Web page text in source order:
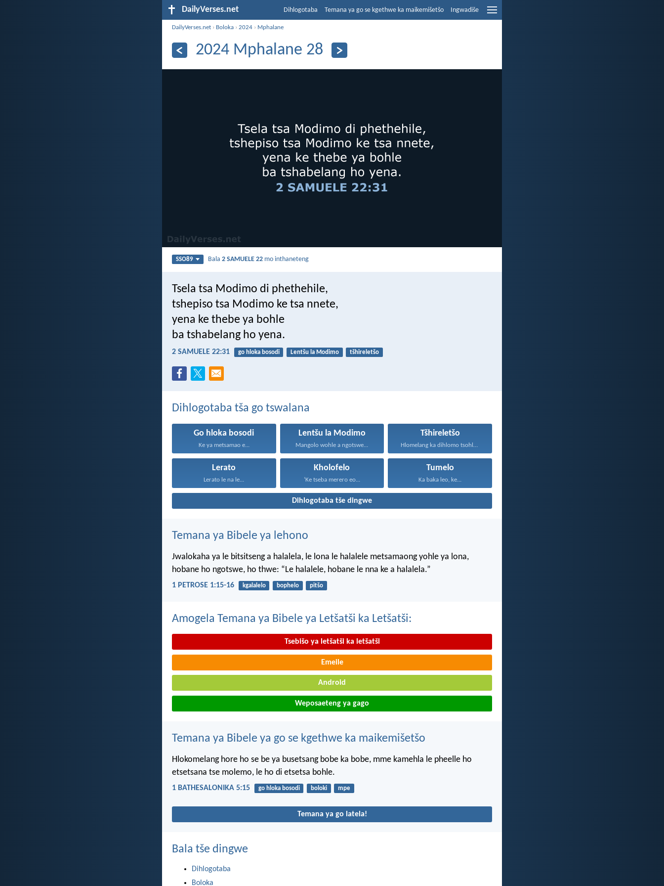
DailyVerses.net Dihlogotaba Temana ya go se kgethwe ka maikemišetšo Ingwadiše
DailyVerses.net › Boloka ›2024 › Mphalane
2024 Mphalane 28
SSO89 Bala2 SAMUELE 22 mo inthaneteng
Tsela tsa Modimo di phethehile,
tshepiso tsa Modimo ke tsa nnete,
yena ke thebe ya bohle
ba tshabelang ho yena.
2 SAMUELE 22:31 go hloka bosodi Lentšu la Modimo tšhireletšo
Dihlogotaba tša go tswalana
Go hloka bosodi
Ke ya metsamao e...
Lentšu la Modimo
Mangolo wohle a ngotswe...
Tšhireletšo
Lerato
Lerato le na le...
Kholofelo
‘Ke tseba merero eo...
Tumelo
Ka baka leo, ke...
Dihlogotaba tše dingwe
Temana ya Bibele ya lehono
Jwalokaha ya le bitsitseng a halalela, le lona le halalele metsamaong yohle ya lona,
hobane ho ngotswe, ho thwe: “Le halalele, hobane le nna ke a halalela.”
1 PETROSE 1:15-16 kgalalelo bophelo pitšo
Amogela Temana ya Bibele ya Letšatši ka Letšatši:
Tsebišo ya letšatši ka letšatši
Emeile
Android
Weposaeteng ya gago
Temana ya Bibele ya go se kgethwe ka maikemišetšo
Hlokomelang hore ho se be ya busetsang bobe ka bobe, mme kamehla le pheelle ho
etsetsana tse molemo, le ho di etsetsa bohle.
1 BATHESALONIKA 5:15 go hloka bosodi boloki mpe
Temana ya go latela!
Bala tše dingwe
Dihlogotaba
Boloka